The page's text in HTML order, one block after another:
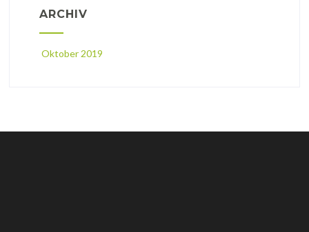
ARCHIV
Oktober 2019